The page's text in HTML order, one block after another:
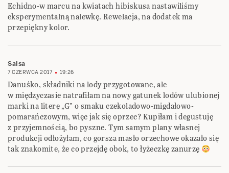
Echidno-w marcu na kwiatach hibiskusa nastawiliśmy
eksperymentalną nalewkę. Rewelacja, na dodatek ma
przepiękny kolor.
Salsa
7 CZERWCA 2017 19:26
Danuśko, składniki na lody przygotowane, ale
w międzyczasie natrafiłam na nowy gatunek lodów ulubionej
marki na literę „G” o smaku czekoladowo-migdałowo-
pomarańczowym, więc jak się oprzec? Kupiłam i degustuję
z przyjemnością, bo pyszne. Tym samym plany własnej
produkcji odłożyłam, co gorsza masło orzechowe okazało się
tak znakomite, że co przejdę obok, to łyżeczkę zanurzę